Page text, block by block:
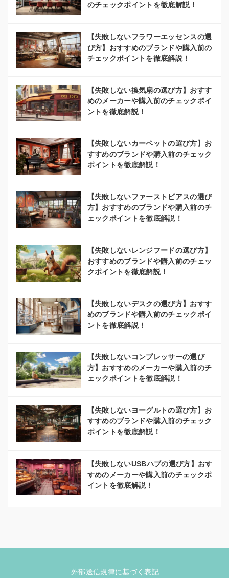
のチェックポイントを徹底解説！
【失敗しないフラワーエッセンスの選
び方】おすすめのブランドや購入前の
チェックポイントを徹底解説！
【失敗しない換気扇の選び方】おすす
めのメーカーや購入前のチェックポイ
ントを徹底解説！
【失敗しないカーペットの選び方】お
すすめのブランドや購入前のチェック
ポイントを徹底解説！
【失敗しないファーストピアスの選び
方】おすすめのブランドや購入前のチ
ェックポイントを徹底解説！
【失敗しないレンジフードの選び方】
おすすめのブランドや購入前のチェッ
クポイントを徹底解説！
【失敗しないデスクの選び方】おすす
めのブランドや購入前のチェックポイ
ントを徹底解説！
【失敗しないコンプレッサーの選び
方】おすすめのメーカーや購入前のチ
ェックポイントを徹底解説！
【失敗しないヨーグルトの選び方】お
すすめのブランドや購入前のチェック
ポイントを徹底解説！
【失敗しないUSBハブの選び方】おす
すめのメーカーや購入前のチェックポ
イントを徹底解説！
外部送信規律に基づく表記